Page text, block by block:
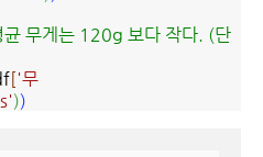
무게는 120g 보다 작다. (단
['무
))